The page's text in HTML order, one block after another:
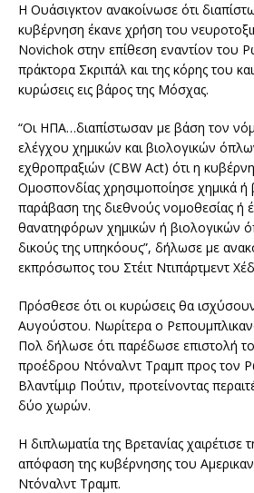
Η Ουάσιγκτον ανακοίνωσε ότι
κυβέρνηση έκανε χρήση του
Novichok στην επίθεση εναντίον του
πράκτορα Σκριπάλ και της κόρης του
κυρώσεις εις βάρος της Μόσχας.
“Οι ΗΠΑ…διαπίστωσαν με βάση τον
ελέγχου χημικών και βιολογικών
εχθροπραξιών (CBW Act) ότι η
Ομοσπονδίας χρησιμοποίησε χημικά ή
παράβαση της διεθνούς νομοθεσίας ή
θανατηφόρων χημικών ή βιολογικών
δικούς της υπηκόους”, δήλωσε με
εκπρόσωπος του Στέιτ Ντιπάρτμεντ
Πρόσθεσε ότι οι κυρώσεις θα
Αυγούστου. Νωρίτερα ο
Πολ δήλωσε ότι παρέδωσε επιστολή
προέδρου Ντόναλντ Τραμπ προς τον
Βλαντίμιρ Πούτιν, προτείνοντας
δύο χωρών.
Η διπλωματία της Βρετανίας χαιρέτισε
απόφαση της κυβέρνησης του
Ντόναλντ Τραμπ.